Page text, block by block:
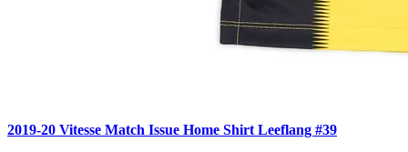
2019-20 Vitesse Match Issue Home Shirt Leeflang #39